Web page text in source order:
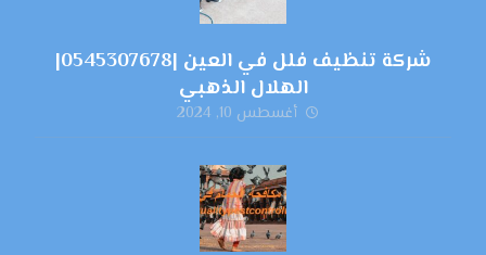
شركة تنظيف فلل في العين |0545307678|
الهلال الذهبي
أغسطس 10, 2024